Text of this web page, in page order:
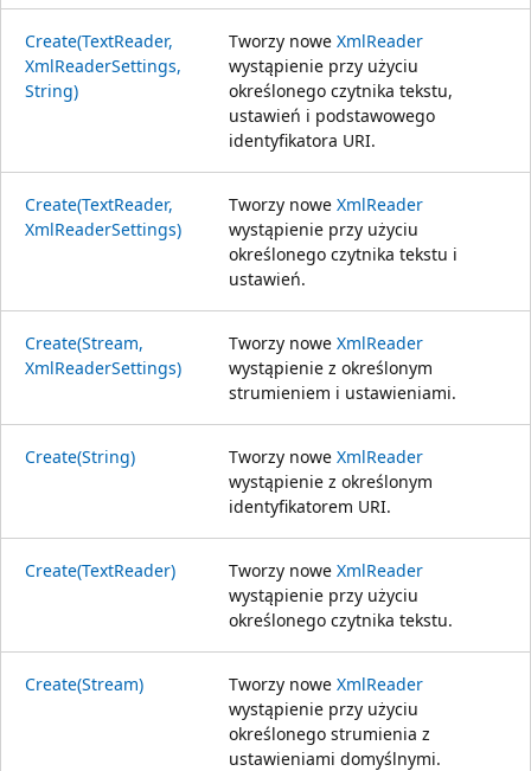
Create(TextReader,
XmlReaderSettings,
String)
Tworzy nowe XmlReader
wystąpienie przy użyciu
określonego czytnika tekstu,
ustawień i podstawowego
identyfikatora URI.
Create(TextReader,
XmlReaderSettings)
Tworzy nowe XmlReader
wystąpienie przy użyciu
określonego czytnika tekstu i
ustawień.
Create(Stream,
XmlReaderSettings)
Tworzy nowe XmlReader
wystąpienie z określonym
strumieniem i ustawieniami.
Create(String) Tworzy nowe XmlReader
wystąpienie z określonym
identyfikatorem URI.
Create(TextReader) Tworzy nowe XmlReader
wystąpienie przy użyciu
określonego czytnika tekstu.
Create(Stream) Tworzy nowe XmlReader
wystąpienie przy użyciu
określonego strumienia z
ustawieniami domyślnymi.